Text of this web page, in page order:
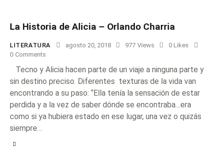
La Historia de Alicia – Orlando Charria
LITERATURA agosto 20, 2018 977 Views 0 Likes
0 Comments
Tecno y Alicia hacen parte de un viaje a ninguna parte y
sin destino preciso. Diferentes texturas de la vida van
encontrando a su paso: “Ella tenía la sensación de estar
perdida y a la vez de saber dónde se encontraba…era
como si ya hubiera estado en ese lugar, una vez o quizás
siempre…